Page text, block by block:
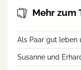
Mehr zum
Als Paar gut leben
Susanne und